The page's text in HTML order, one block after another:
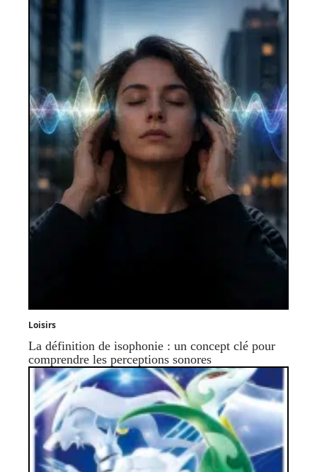
Loisirs
La définition de isophonie : un concept clé pour
comprendre les perceptions sonores